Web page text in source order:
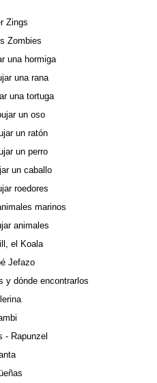
Zings
Zombies
una hormiga
una rana
una tortuga
un oso
un ratón
un perro
un caballo
roedores
marinos
animales
el Koala
Jefazo
y dónde encontrarlos
- Rapunzel